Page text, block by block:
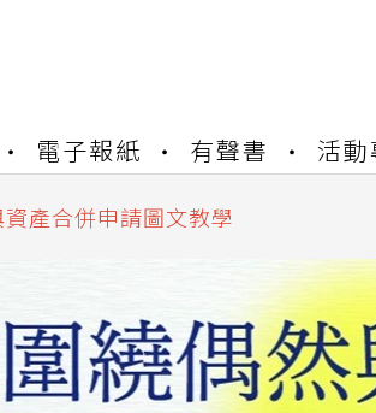
電子報紙 有聲書 活動
開通申請
產合併申請圖文教學